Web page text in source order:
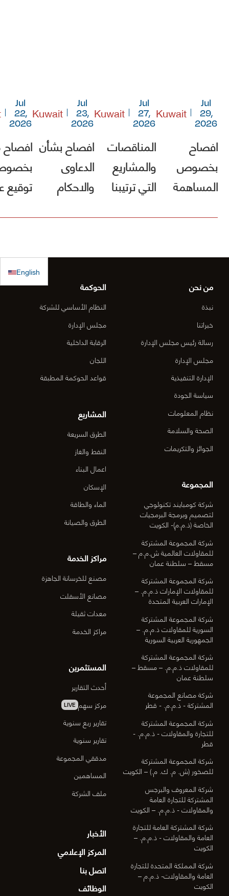
Jul
29,
2026
Kuwait
افصاح
بخصوص
المساهمة
Jul
27,
2026
Kuwait
المناقصات
والمشاريع
التي ترتيبنا
بالترسية بعد
Jul
23,
2026
Kuwait
افصاح بشأن
الدعاوى
والاحكام
Jul
22,
2026
توقيع
منطقة
English
من نحن
نبذة
خبراتنا
رسالة رئيس مجلس الإدارة
مجلس الإدارة
الإدارة التنفيذية
سياسة الجودة
نظام المعلومات
الصحة والسلامة
الجوائز والتكريمات
المجموعة
شركة كومبايند تكنولوجي
لتصميم وبرمجة البرمجيات
الخاصة (ذ.م.م)- الكويت
شركة المجموعة المشتركة
للمقاولات العالمية ش.م.م –
مسقط – سلطنة عمان
شركة المجموعة المشتركة
للمقاولات الإمارات ذ.م.م. –
الإمارات العربية المتحدة
شركة المجموعة المشتركة
السورية للمقاولات ذ.م.م. –
الجمهورية العربية السورية
شركة المجموعة المشتركة
للمقاولات ذ.م.م. – مسقط –
سلطنة عمان
شركة مصانع المجموعة
المشتركة - ذ.م.م. - قطر
شركة المجموعة المشتركة
للتجارة والمقاولات - ذ.م.م. -
قطر
شركة المجموعة المشتركة
للصخور (ش. م. ك. م.) – الكويت
شركة المعروف والبرجس
المشتركة للتجارة العامة
والمقاولات - ذ.م.م. – الكويت
شركة المشتركة العامة للتجارة
العامة والمقاولات - ذ.م.م. –
الكويت
شركة المملكة المتحدة للتجارة
العامة والمقاولات- ذ.م.م –
الكويت
الحوكمة
النظام الأساسي للشركة
مجلس الإدارة
الرقابة الداخلية
اللجان
قواعد الحوكمة المطبقة
المشاريع
الطرق السريعة
النفط والغاز
اعمال البناء
الإسكان
الماء والطاقة
الطرق والصيانة
مراكز الخدمة
مصنع للخرسانة الجاهزة
مصانع الأسفلت
معدات ثقيلة
مراكز الخدمة
المستثمرين
أحدث التقارير
مركز سهم LIVE
تقارير ربع سنوية
تقارير سنوية
مدققي المجموعة
المساهمين
ملف الشركة
الأخبار
المركز الإعلامي
اتصل بنا
الوظائف